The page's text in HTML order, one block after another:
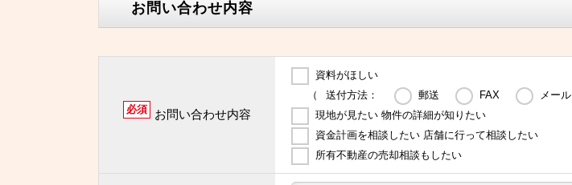
お問い合わせ内容
必須 お問い合わせ内容
資料がほしい
（
送付方法： 郵送 FAX メール
現地が見たい 物件の詳細が知りたい
資金計画を相談したい 店舗に行って相談したい
所有不動産の売却相談もしたい